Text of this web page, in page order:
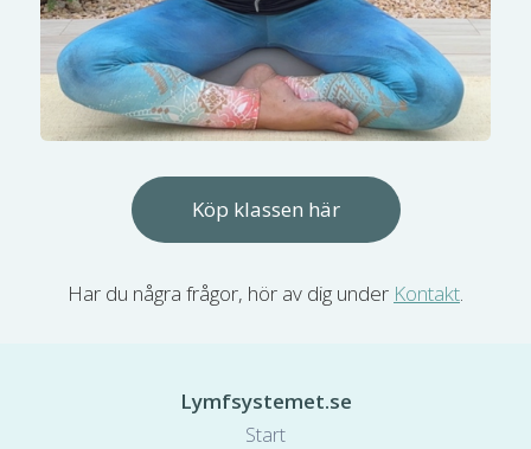
Köp klassen här
Har du några frågor, hör av dig under Kontakt.
Lymfsystemet.se
Start